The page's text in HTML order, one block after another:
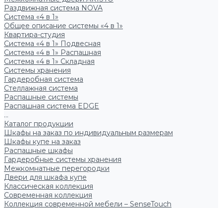
Раздвижная система NOVA
Система «4 в 1»
Общее описание системы «4 в 1»
Квартира-студия
Система «4 в 1» Подвесная
Система «4 в 1» Распашная
Система «4 в 1» Складная
Системы хранения
Гардеробная система
Стеллажная система
Распашные системы
Распашная система EDGE
...
Каталог продукции
Шкафы на заказ по индивидуальным размерам
Шкафы купе на заказ
Распашные шкафы
Гардеробные системы хранения
Межкомнатные перегородки
Двери для шкафа купе
Классическая коллекция
Современная коллекция
Коллекция современной мебели – SenseTouch